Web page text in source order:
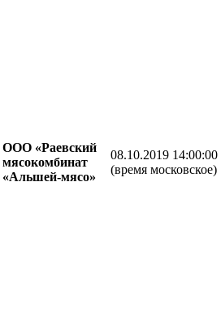
ООО «Раевский
мясокомбинат
«Альшей-мясо»
08.10.2019 14:00:00
(время московское)